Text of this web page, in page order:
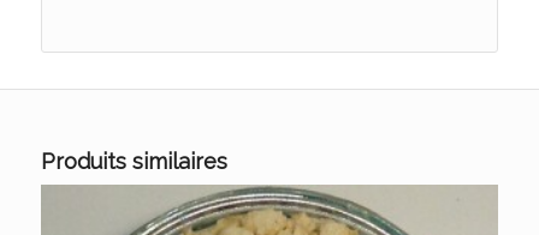
Produits similaires